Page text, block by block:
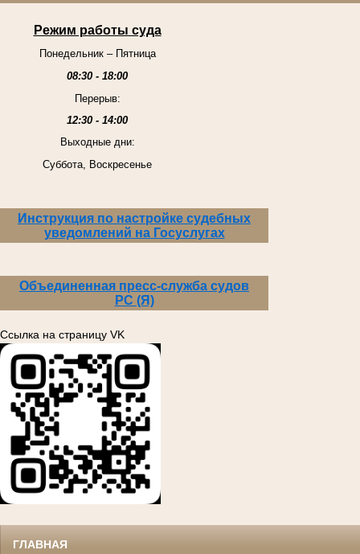
Режим работы суда
Понедельник – Пятница
08:30 - 18:00
Перерыв:
12:30 - 14:00
Выходные дни:
Суббота, Воскресенье
Инструкция по настройке судебных
уведомлений на Госуслугах
Объединенная пресс-служба судов
РС (Я)
Ссылка на страницу VK
ГЛАВНАЯ